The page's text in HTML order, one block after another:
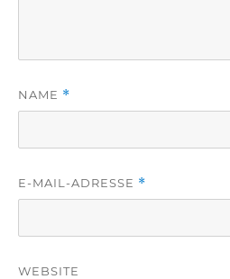
NAME *
E-MAIL-ADRESSE *
WEBSITE